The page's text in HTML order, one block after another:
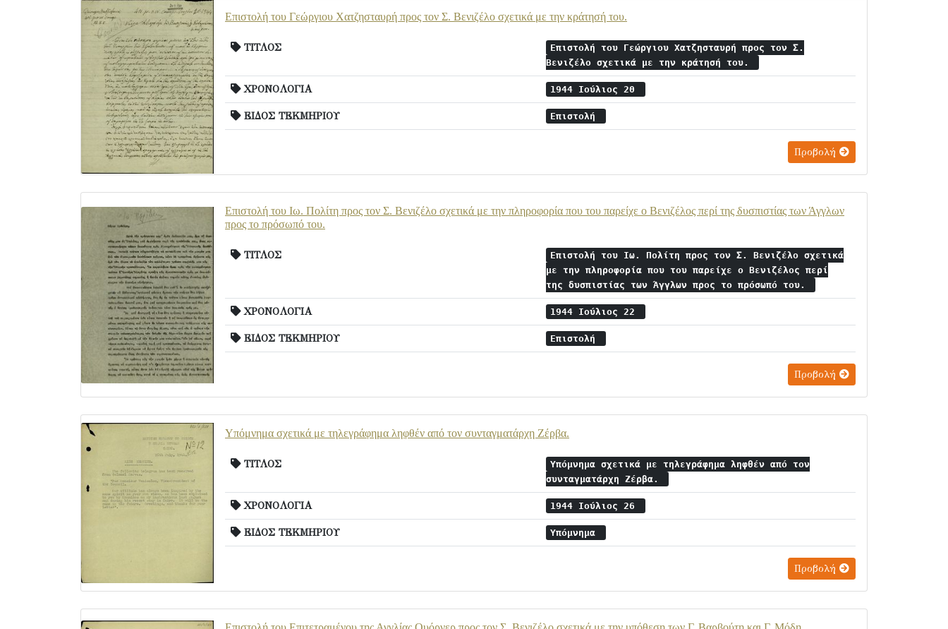
Επιστολή του Γεώργιου Χατζησταυρή προς τον Σ. Βενιζέλο σχετικά με την κράτησή του.
ΤΙΤΛΟΣ
Επιστολή του Γεώργιου Χατζησταυρή προς τον Σ.
Βενιζέλο σχετικά με την κράτησή του.
ΧΡΟΝΟΛΟΓΙΑ 1944 Ιούλιος 20
ΕΙΔΟΣ ΤΕΚΜΗΡΙΟΥ Επιστολή
Προβολή
Επιστολή του Ιω. Πολίτη προς τον Σ. Βενιζέλο σχετικά με την πληροφορία που του παρείχε ο Βενιζέλος περί της δυσπιστίας των Άγγλων
προς το πρόσωπό του.
ΤΙΤΛΟΣ
Επιστολή του Ιω. Πολίτη προς τον Σ. Βενιζέλο σχετικά
με την πληροφορία που του παρείχε ο Βενιζέλος περί
της δυσπιστίας των Άγγλων προς το πρόσωπό του.
ΧΡΟΝΟΛΟΓΙΑ 1944 Ιούλιος 22
ΕΙΔΟΣ ΤΕΚΜΗΡΙΟΥ Επιστολή
Προβολή
Υπόμνημα σχετικά με τηλεγράφημα ληφθέν από τον συνταγματάρχη Ζέρβα.
ΤΙΤΛΟΣ
Υπόμνημα σχετικά με τηλεγράφημα ληφθέν από τον
συνταγματάρχη Ζέρβα.
ΧΡΟΝΟΛΟΓΙΑ 1944 Ιούλιος 26
ΕΙΔΟΣ ΤΕΚΜΗΡΙΟΥ Υπόμνημα
Προβολή